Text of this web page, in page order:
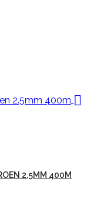

2.5MM 400M